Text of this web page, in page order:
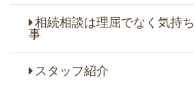
相続相談は理屈でなく気持
事
スタッフ紹介